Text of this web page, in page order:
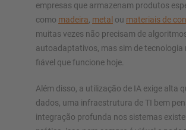
empresas que armazenam produtos
como madeira metal ou materiais de
muitas vezes não precisam de
autoadaptativos, mas sim de tecnologia
fiável que funcione hoje.
Além disso, a utilização de IA exige alta
dados, uma infraestrutura de TI bem
integração profunda nos sistemas